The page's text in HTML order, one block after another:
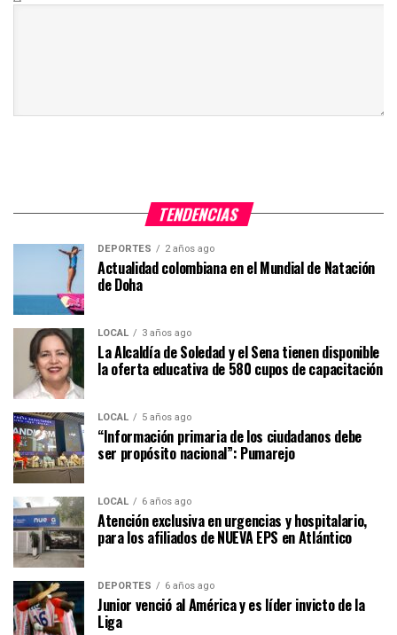
TENDENCIAS
DEPORTES 2 años ago
Actualidad colombiana en el Mundial de Natación
de Doha
LOCAL 3 años ago
La Alcaldía de Soledad y el Sena tienen disponible
la oferta educativa de 580 cupos de capacitación
LOCAL 5 años ago
“Información primaria de los ciudadanos debe
ser propósito nacional”: Pumarejo
LOCAL 6 años ago
Atención exclusiva en urgencias y hospitalario,
para los afiliados de NUEVA EPS en Atlántico
DEPORTES 6 años ago
Junior venció al América y es líder invicto de la
Liga